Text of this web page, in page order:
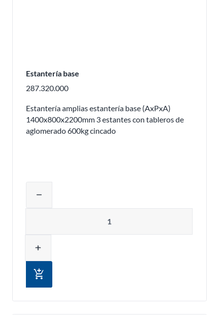
Estantería base
287.320.000
Estantería amplias estantería base (AxPxA)
1400x800x2200mm 3 estantes con tableros de
aglomerado 600kg cincado
remove
add
add_shopping_cart